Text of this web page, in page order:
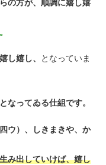
の方が、順調に嬉し嬉
嬉し嬉し、
となっていま
なってゐる仕組です。
ウ）、しきまきや、か
み出していけば、嬉し